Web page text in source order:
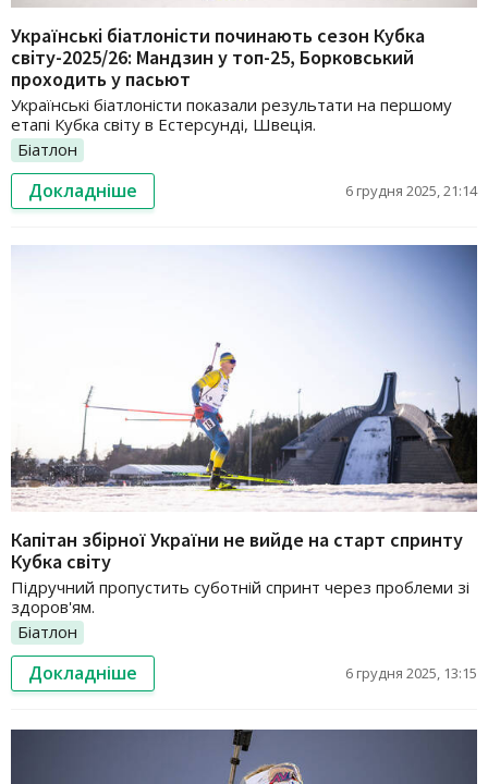
Українські біатлоністи починають сезон Кубка
світу-2025/26: Мандзин у топ-25, Борковський
проходить у пасьют
Українські біатлоністи показали результати на першому
етапі Кубка світу в Естерсунді, Швеція.
Біатлон
Докладніше 6 грудня 2025, 21:14
Капітан збірної України не вийде на старт спринту
Кубка світу
Підручний пропустить суботній спринт через проблеми зі
здоров'ям.
Біатлон
Докладніше 6 грудня 2025, 13:15